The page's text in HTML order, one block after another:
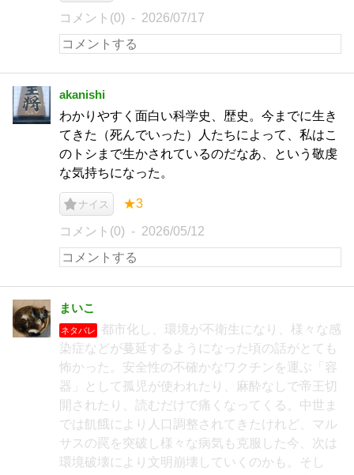
コメント(0) 2026/07/17
akanishi
わかりやすく面白い科学史、歴史。今までに生き
てきた（死んでいった）人たちによって、私はこ
のトシまで生かされているのだなあ、という敬虔
な気持ちになった。
ナイス ★3
コメント(0) 2026/05/12
まいこ
ネタバレ
都市化し、環境が不衛生になり、様々な感
染症などが蔓延するようになった頃の話がとても
怖かった。安全性の不確かなワクチンを運ぶ「容
器」として孤児が使われたり、麻酔なしで帝王切
開されたり、読むだけで痛くなってくる。中世ま
では飢餓により人口調整されてきたけれど、マル
サスの罠を突破し様々な病気も克服した今、次は
環境破壊により文明崩壊していくのかも。そし